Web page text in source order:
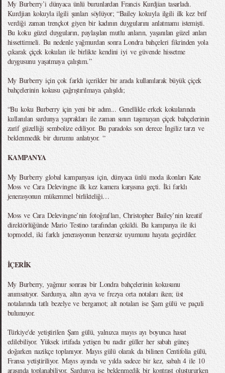
My Burberry’i dünyaca ünlü burunlardan Francis Kurdjian tasarladı.
Kurdjian kokuyla ilgili şunları söylüyor; “Bailey kokuyla ilgili ilk kez brif
verdiği zaman trençkot giyen bir kadının duygularını anlatmamı istemişti.
Bu koku güzel duyguların, paylaşılan mutlu anların, yaşanılan güzel anları
hissettirmeli. Bu nedenle yağmurdan sonra Londra bahçeleri fikrinden yola
çıkarak çiçek kokuları ile birlikte kendini iyi ve güvende hissetme
duygusunu yaşatmaya çalıştım.”
My Burberry için çok farklı içerikler bir arada kullanılarak büyük çiçek
bahçelerinin kokusu çağrıştırılmaya çalışıldı;
“Bu koku Burberry için yeni bir adım... Genellikle erkek kokularında
kullanılan sardunya yaprakları ile zaman sınırı taşımayan çiçek bahçelerinin
zarif güzelliği sembolize ediliyor. Bu paradoks son derece İngiliz tarzı ve
beklenmedik bir durumu anlatıyor. “
KAMPANYA
My Burberry global kampanyası için, dünyaca ünlü moda ikonları Kate
Moss ve Cara Delevingne ilk kez kamera karşısına geçti. İki farklı
jenerasyonun mükemmel birlikteliği…
Moss ve Cara Delevingne’nin fotoğrafları, Christopher Bailey’nin kreatif
direktörlüğünde Mario Testino tarafından çekildi. Bu kampanya ile iki
topmodel, iki farklı jenerasyonun benzersiz uyumunu hayata geçirdiler.
İÇERİK
My Burberry, yağmur sonrası bir Londra bahçelerinin kokusunu
anımsatıyor. Sardunya, altın ayva ve frezya orta notaları iken; üst
notalarında tatlı bezelye ve bergamot; alt notaları ise Şam gülü ve paçuli
bulunuyor.
Türkiye'de yetiştirilen Şam gülü, yalnızca mayıs ayı boyunca hasat
edilebiliyor. Yüksek irtifada yetişen bu nadir güller her sabah güneş
doğarken nazikçe toplanıyor. Mayıs gülü olarak da bilinen Centifolia gülü,
Fransa yetiştiriliyor. Mayıs ayında ve yılda sadece bir kez, sabah 4 ile 10
arasında toplanabiliyor. Sardunya ise beklenmedik bir kontrast oluştururken